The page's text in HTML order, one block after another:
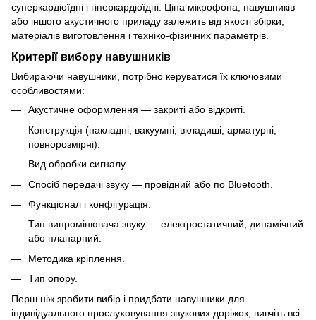
суперкардіоїдні і гіперкардіоїдні. Ціна мікрофона, навушників
або іншого акустичного приладу залежить від якості збірки,
матеріалів виготовлення і техніко-фізичних параметрів.
Критерії вибору навушників
Вибираючи навушники, потрібно керуватися їх ключовими
особливостями:
Акустичне оформлення — закриті або відкриті.
Конструкція (накладні, вакуумні, вкладиші, арматурні,
повнорозмірні).
Вид обробки сигналу.
Спосіб передачі звуку — провідний або по Bluetooth.
Функціонал і конфігурація.
Тип випромінювача звуку — електростатичний, динамічний
або планарний.
Методика кріплення.
Тип опору.
Перш ніж зробити вибір і придбати навушники для
індивідуального прослуховування звукових доріжок, вивчіть всі